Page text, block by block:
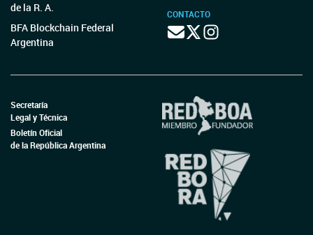
de la R. A.
BFA Blockchain Federal
Argentina
CONTACTO
Secretaría
Legal y Técnica
Boletín Oficial
de la República Argentina